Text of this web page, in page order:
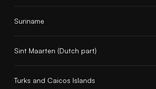
Suriname
Sint Maarten (Dutch part)
Turks and Caicos Islands